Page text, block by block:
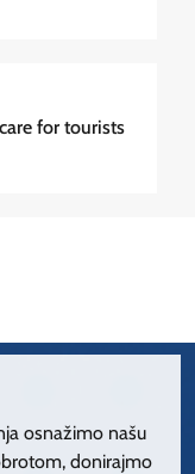
for tourists
osnažimo našu
donirajmo